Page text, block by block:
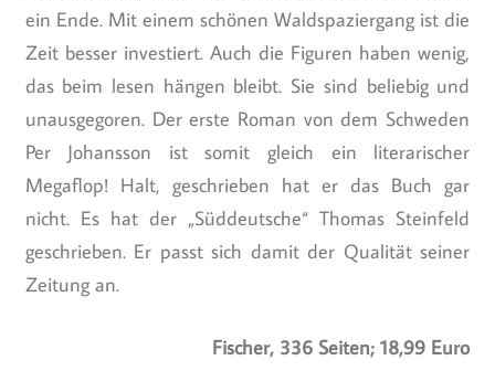
ein Ende. Mit einem schönen Waldspaziergang ist die
Zeit besser investiert. Auch die Figuren haben wenig,
das beim lesen hängen bleibt. Sie sind beliebig und
unausgegoren. Der erste Roman von dem Schweden
Per Johansson ist somit gleich ein literarischer
Megaflop! Halt, geschrieben hat er das Buch gar
nicht. Es hat der „Süddeutsche“ Thomas Steinfeld
geschrieben. Er passt sich damit der Qualität seiner
Zeitung an.
Fischer, 336 Seiten; 18,99 Euro